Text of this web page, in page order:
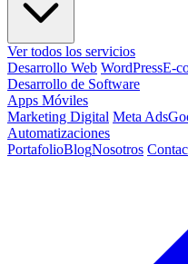
Ver todos los servicios
Desarrollo Web WordPressE-
Desarrollo de Software
Apps Móviles
Marketing Digital Meta Ads
Automatizaciones
PortafolioBlogNosotros